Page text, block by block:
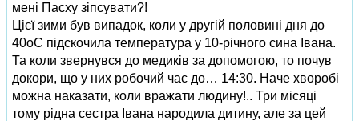
мені Пасху зіпсувати?!
Цієї зими був випадок, коли у другій половині дня до
40оС підскочила температура у 10-річного сина Івана.
Та коли звернувся до медиків за допомогою, то почув
докори, що у них робочий час до… 14:30. Наче хворобі
можна наказати, коли вражати людину!.. Три місяці
тому рідна сестра Івана народила дитину, але за цей